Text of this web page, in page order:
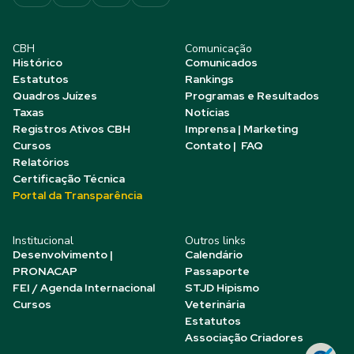
CBH
Histórico
Estatutos
Quadros Juízes
Taxas
Registros Ativos CBH
Cursos
Relatórios
Certificação Técnica
Portal da Transparência
Comunicação
Comunicados
Rankings
Programas e Resultados
Notícias
Imprensa | Marketing
Contato | FAQ
Institucional
Desenvolvimento |
PRONACAP
FEI / Agenda Internacional
Cursos
Outros links
Calendário
Passaporte
STJD Hipismo
Veterinária
Estatutos
Associação Criadores